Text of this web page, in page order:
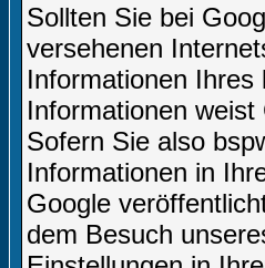
Sollten Sie bei
versehenen
Informationen
Informationen
Sofern Sie also
Informationen in
Google
dem Besuch